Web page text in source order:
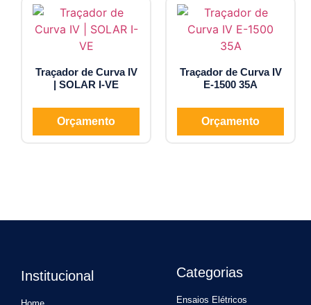
Traçador de Curva IV
| SOLAR I-VE
Orçamento
Traçador de Curva IV
E-1500 35A
Orçamento
Institucional
Home
Categorias
Ensaios Elétricos